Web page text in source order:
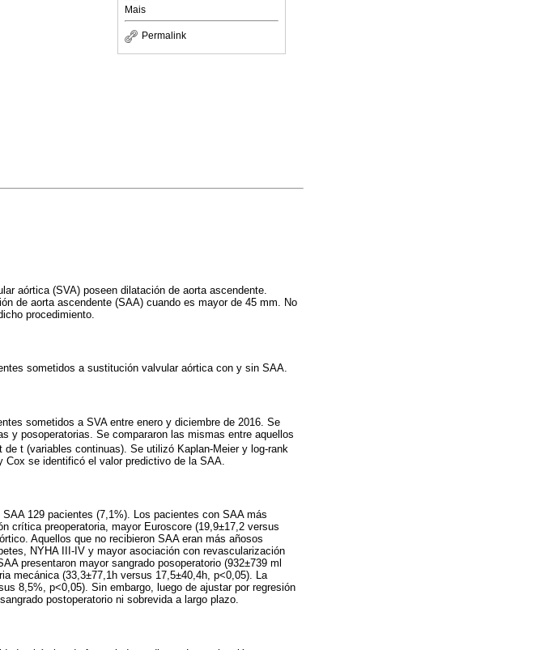
Mais
Permalink
aórtica (SVA) poseen dilatación de aorta ascendente.
de aorta ascendente (SAA) cuando es mayor de 45 mm. No
procedimiento.
sometidos a sustitución valvular aórtica con y sin SAA.
sometidos a SVA entre enero y diciembre de 2016. Se
y posoperatorias. Se compararon las mismas entre aquellos
t (variables continuas). Se utilizó Kaplan-Meier y log-rank
se identificó el valor predictivo de la SAA.
129 pacientes (7,1%). Los pacientes con SAA más
crítica preoperatoria, mayor Euroscore (19,9±17,2 versus
Aquellos que no recibieron SAA eran más añosos
NYHA III-IV y mayor asociación con revascularización
presentaron mayor sangrado posoperatorio (932±739 ml
mecánica (33,3±77,1h versus 17,5±40,4h, p<0,05). La
8,5%, p<0,05). Sin embargo, luego de ajustar por regresión
postoperatorio ni sobrevida a largo plazo.